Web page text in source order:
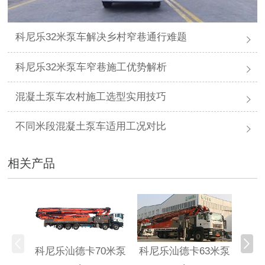
科尼乐32米泵车解决乡村窄巷通行难题
科尼乐32米泵车窄巷施工优势解析
混凝土泵车农村施工选型实用技巧
不同米段混凝土泵车适用工况对比
相关产品
科尼乐汕德卡70米泵
科尼乐汕德卡63米泵
科